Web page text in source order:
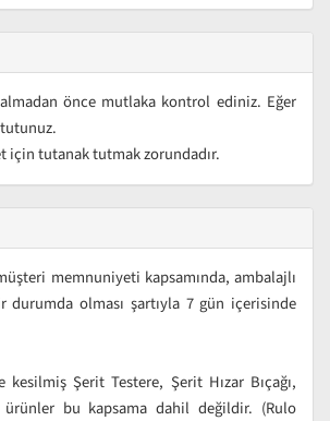
önce mutlaka kontrol ediniz. Eğer
için tutanak tutmak zorundadır.
memnuniyeti kapsamında, ambalajlı
durumda olması şartıyla 7 gün içerisinde
kesilmiş Şerit Testere, Şerit Hızar Bıçağı,
bu kapsama dahil değildir. (Rulo